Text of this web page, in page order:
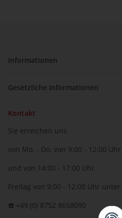
Informationen
Gesetzliche Informationen
Kontakt
Sie erreichen uns
von Mo. - Do. von 9:00 - 12:00 Uhr
und von 14:00 - 17:00 Uhr
Freitag von 9:00 - 12:00 Uhr unter:
☎️ +49 (0) 8752 8658090